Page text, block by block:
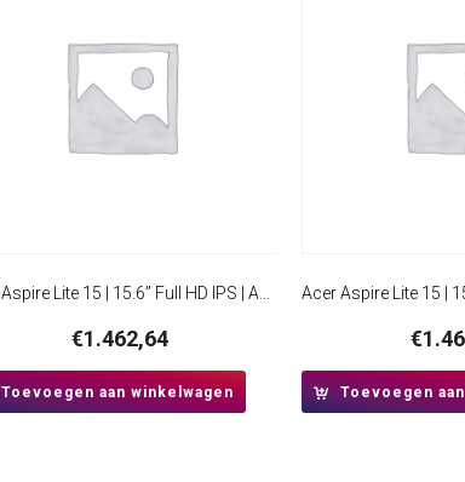
Acer Aspire Lite 15 | 15.6” Full HD IPS | AMD Ryzen 3 5300U | 16GB RAM | 512GB SSD | W11 Pro
€1.462,64
Toevoegen aan winkelwagen
€
Toevoegen